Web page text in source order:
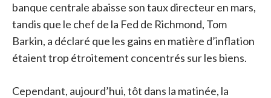
banque centrale abaisse son taux directeur en mars,
tandis que le chef de la Fed de Richmond, Tom
Barkin, a déclaré que les gains en matière d’inflation
étaient trop étroitement concentrés sur les biens.
Cependant, aujourd’hui, tôt dans la matinée, la